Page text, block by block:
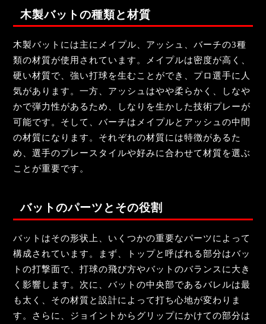
木製バットの種類と材質
木製バットには主にメイプル、アッシュ、バーチの3種
類の材質が使用されています。メイプルは密度が高く、
硬い材質で、強い打球を生むことができ、プロ選手に人
気があります。一方、アッシュはやや柔らかく、しなや
かで弾力性があるため、しなりを生かした技術プレーが
可能です。そして、バーチはメイプルとアッシュの中間
の材質になります。それぞれの材質には特徴があるた
め、選手のプレースタイルや好みに合わせて材質を選ぶ
ことが重要です。
バットのパーツとその役割
バットはその形状上、いくつかの重要なパーツによって
構成されています。まず、トップと呼ばれる部分はバッ
トの打撃面で、打球の飛び方やバットのバランスに大き
く影響します。次に、バットの中央部であるバレルは最
も太く、その材質と設計によって打ち心地が変わりま
す。さらに、ジョイントからグリップにかけての部分は